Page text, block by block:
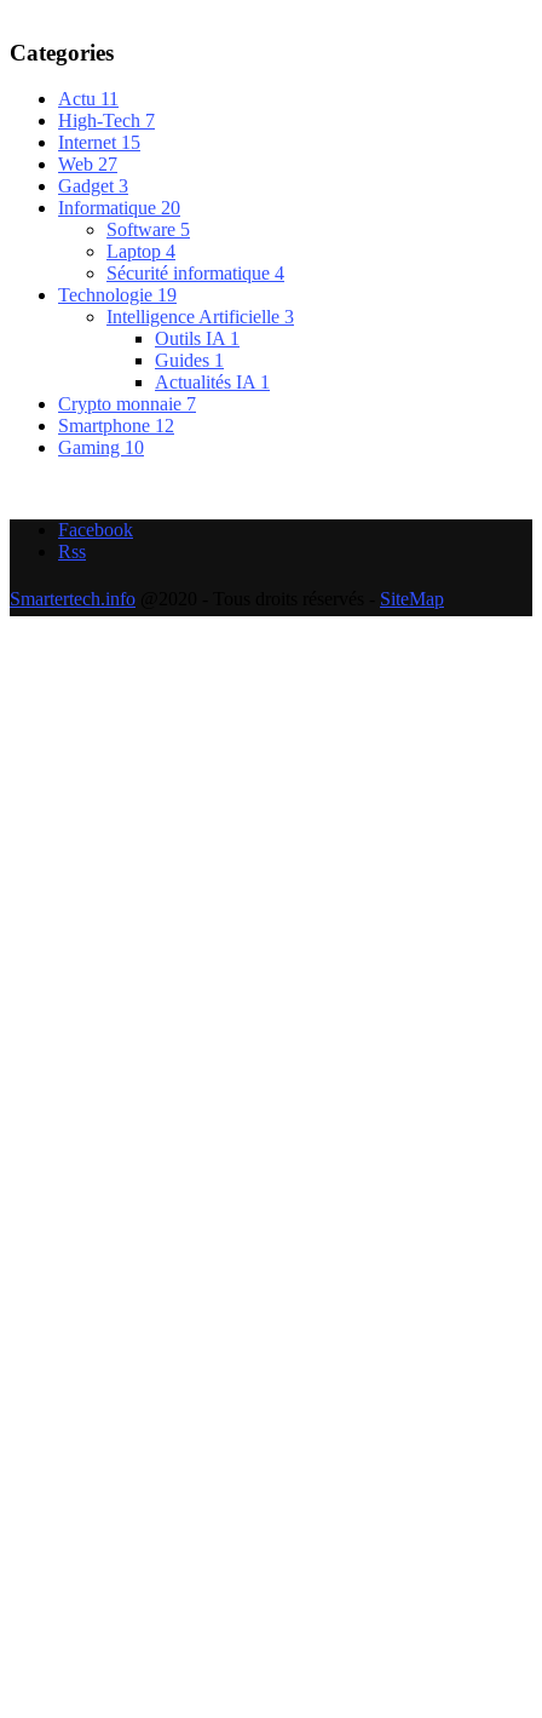
Categories
Actu 11
High-Tech 7
Internet 15
Web 27
Gadget3
Informatique 20
Software 5
Laptop 4
Sécurité informatique 4
Technologie 19
Intelligence Artificielle 3
Outils IA 1
Guides 1
Actualités IA 1
Crypto monnaie 7
Smartphone 12
Gaming 10
Facebook
Rss
Smartertech.info SiteMap